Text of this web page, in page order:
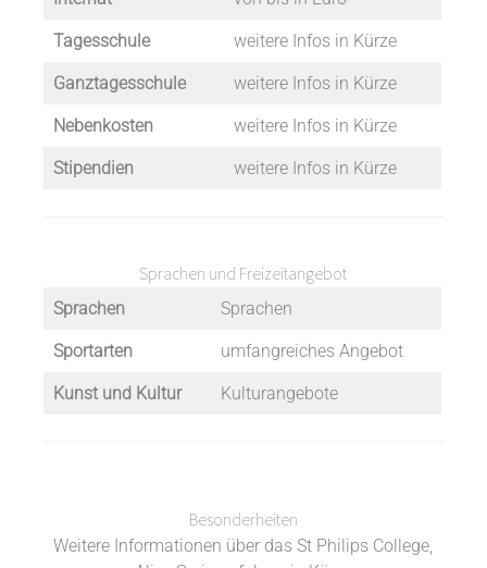
Tagesschule weitere Infos in Kürze
Ganztagesschule weitere Infos in Kürze
Nebenkosten weitere Infos in Kürze
Stipendien weitere Infos in Kürze
Sprachen und Freizeitangebot
Sprachen Sprachen
Sportarten umfangreiches Angebot
Kunst und Kultur Kulturangebote
Besonderheiten
Weitere Informationen über das St Philips College,